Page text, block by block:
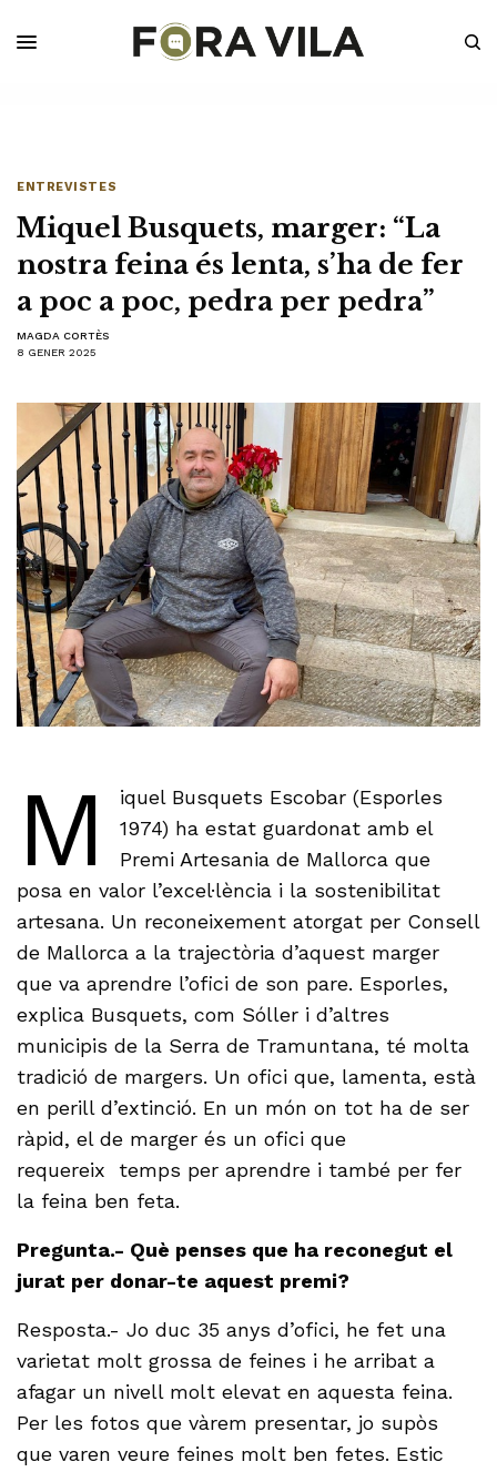
ENTREVISTES
Miquel Busquets, marger: “La
nostra feina és lenta, s’ha de fer
a poc a poc, pedra per pedra”
MAGDA CORTÈS
8 GENER 2025
M
iquel Busquets Escobar (Esporles
1974) ha estat guardonat amb el
Premi Artesania de Mallorca que
posa en valor l’excel·lència i la sostenibilitat
artesana. Un reconeixement atorgat per Consell
de Mallorca a la trajectòria d’aquest marger
que va aprendre l’ofici de son pare. Esporles,
explica Busquets, com Sóller i d’altres
municipis de la Serra de Tramuntana, té molta
tradició de margers. Un ofici que, lamenta, està
en perill d’extinció. En un món on tot ha de ser
ràpid, el de marger és un ofici que
requereix temps per aprendre i també per fer
la feina ben feta.
Pregunta.- Què penses que ha reconegut el
jurat per donar-te aquest premi?
Resposta.- Jo duc 35 anys d’ofici, he fet una
varietat molt grossa de feines i he arribat a
afagar un nivell molt elevat en aquesta feina.
Per les fotos que vàrem presentar, jo supòs
que varen veure feines molt ben fetes. Estic